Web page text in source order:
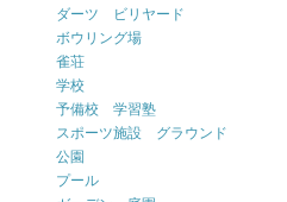
ダーツ ビリヤード
ボウリング場
雀荘
学校
予備校 学習塾
スポーツ施設 グラウンド
公園
プール